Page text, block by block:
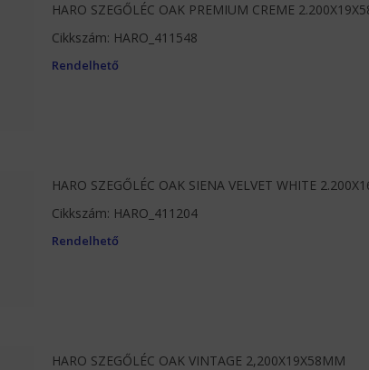
HARO SZEGŐLÉC OAK PREMIUM CREME
Cikkszám: HARO_411548
Rendelhető
HARO SZEGŐLÉC OAK SIENA VELVET WHITE
Cikkszám: HARO_411204
Rendelhető
HARO SZEGŐLÉC OAK VINTAGE 2,200X19X58MM